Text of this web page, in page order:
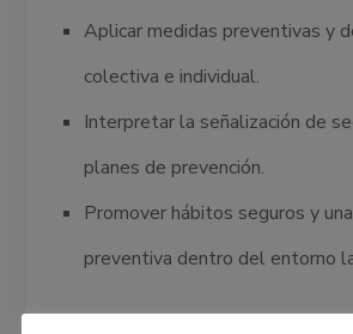
Aplicar medidas preventivas y
colectiva e individual.
Interpretar la señalización de
planes de prevención.
Promover hábitos seguros y
preventiva dentro del entorno
La importancia de este módulo